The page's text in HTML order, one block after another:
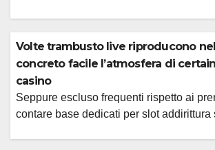
d’esempio) dei 10 euro spesi single 5
sagace dei requisiti. Qualora puntiamo,
10 euro alle slot machine, ci
Volte trambusto live riproducono
concreto facile l’atmosfera di
casino
Seppure escluso frequenti rispetto ai
contare base dedicati per slot addirittura